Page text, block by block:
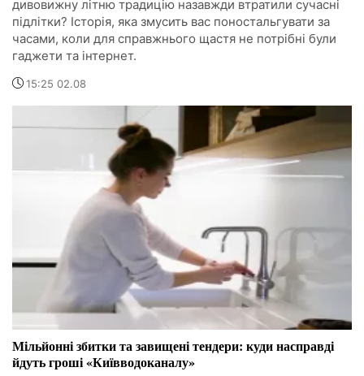
дивовижну літню традицію назавжди втратили сучасні
підлітки? Історія, яка змусить вас поностальгувати за
часами, коли для справжнього щастя не потрібні були
гаджети та інтернет.
15:25 02.08
Мільйонні збитки та завищені тендери: куди насправді
йдуть гроші «Київводоканалу»